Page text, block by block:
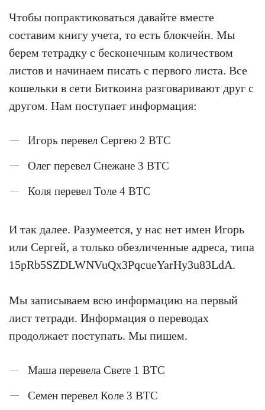
Чтобы попрактиковаться давайте вместе
составим книгу учета, то есть блокчейн. Мы
берем тетрадку с бесконечным количеством
листов и начинаем писать с первого листа. Все
кошельки в сети Биткоина разговаривают друг с
другом. Нам поступает информация:
Игорь перевел Сергею 2 BTC
Олег перевел Снежане 3 BTC
Коля перевел Толе 4 BTC
И так далее. Разумеется, у нас нет имен Игорь
или Сергей, а только обезличенные адреса, типа
15pRb5SZDLWNVuQx3PqcueYarHy3u83LdA.
Мы записываем всю информацию на первый
лист тетради. Информация о переводах
продолжает поступать. Мы пишем.
Маша перевела Свете 1 BTC
Семен перевел Коле 3 BTC